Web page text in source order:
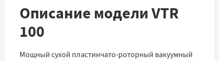
Описание модели VTR
100
Мощный сухой пластинчато-роторный вакуумный